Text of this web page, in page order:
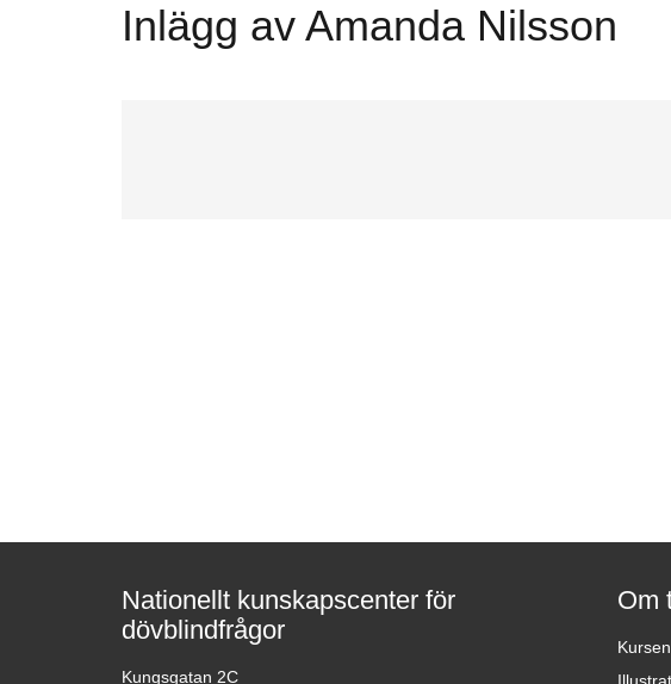
Inlägg av Amanda Nilsson
Nationellt kunskapscenter för
dövblindfrågor
Kungsgatan 2C
Om